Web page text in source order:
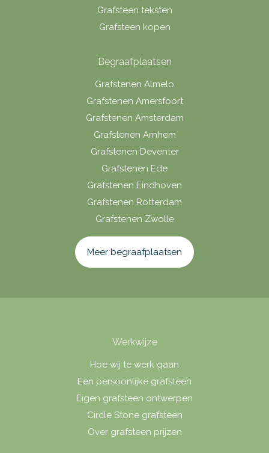
Grafsteen teksten
Grafsteen kopen
Begraafplaatsen
Grafstenen Almelo
Grafstenen Amersfoort
Grafstenen Amsterdam
Grafstenen Arnhem
Grafstenen Deventer
Grafstenen Ede
Grafstenen Eindhoven
Grafstenen Rotterdam
Grafstenen Zwolle
Meer begraafplaatsen
Werkwijze
Hoe wij te werk gaan
Een persoonlijke grafsteen
Eigen grafsteen ontwerpen
Circle Stone grafsteen
Over grafsteen prijzen